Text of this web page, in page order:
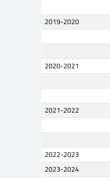
2019-2020
2020-2021
2021-2022
2022-2023
2023-2024